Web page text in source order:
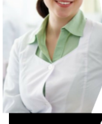
फैटी लिवर (Fatty
Mukul Rastogi
V